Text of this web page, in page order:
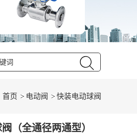
首页 电动阀 快装电动球阀
（全通径两通型）